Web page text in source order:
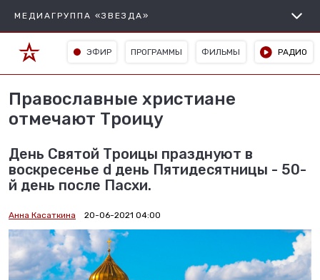
МЕДИАГРУППА «ЗВЕЗДА»
ЭФИР ПРОГРАММЫ ФИЛЬМЫ РАДИО
Православные христиане
отмечают Троицу
День Святой Троицы празднуют в
воскресенье d день Пятидесятницы - 50-
й день после Пасхи.
Анна Касаткина 20-06-2021 04:00